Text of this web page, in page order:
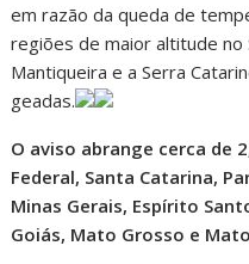
em razão da queda de
regiões de maior altitude no
Mantiqueira e a Serra
geadas.
O aviso abrange cerca de
Federal, Santa Catarina,
Minas Gerais, Espírito
Goiás, Mato Grosso e